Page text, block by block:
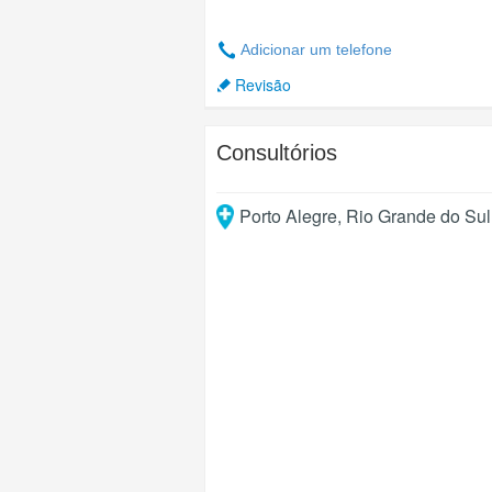
Adicionar um telefone
Revisão
Consultórios
Porto Alegre, Rio Grande do Sul